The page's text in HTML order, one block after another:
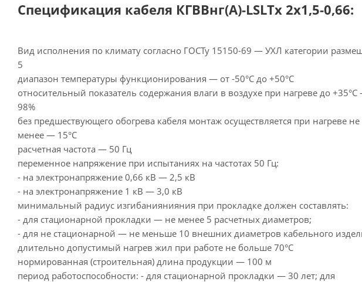
Спецификация кабеля КГВВнг(А)-LSLTx 2х1,5-0,66:
Вид исполнения по климату согласно ГОСТу 15150-69 — УХЛ категории
5
диапазон температуры функционирования — от -50°С до +50°С
относительный показатель содержания влаги в воздухе при нагреве до
98%
без предшествующего обогрева кабеля монтаж осуществляется при нагреве не
менее — 15°С
расчетная частота — 50 Гц
переменное напряжение при испытаниях на частотах 50 Гц:
- на электронапряжение 0,66 кВ — 2,5 кВ
- на электронапряжение 1 кВ — 3,0 кВ
минимальный радиус изгибаниянияния при прокладке должен составлять:
- для стационарной прокладки — не менее 5 расчетных диаметров;
- для не стационарной — не меньше 10 внешних диаметров кабельного
длительно допустимый нагрев жил при работе не больше 70°С
нормированная (строительная) длина продукции — 100 м
период работоспособности: - для стационарной прокладки — 30 лет; для